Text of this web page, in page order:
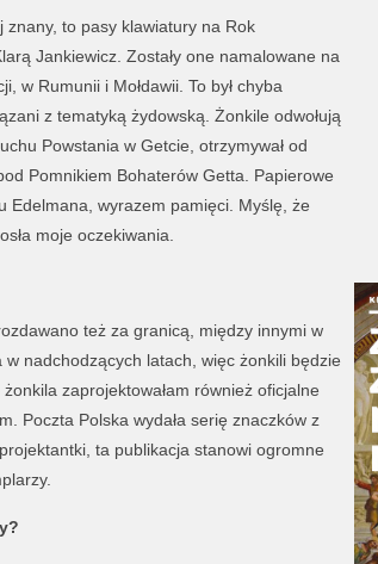
znany, to pasy klawiatury na Rok
Jankiewicz. Zostały one namalowane na
w Rumunii i Mołdawii. To był chyba
z tematyką żydowską. Żonkile odwołują
Powstania w Getcie, otrzymywał od
Pomnikiem Bohaterów Getta. Papierowe
Edelmana, wyrazem pamięci. Myślę, że
moje oczekiwania.
też za granicą, między innymi w
nadchodzących latach, więc żonkili będzie
zaprojektowałam również oficjalne
Poczta Polska wydała serię znaczków z
ta publikacja stanowi ogromne